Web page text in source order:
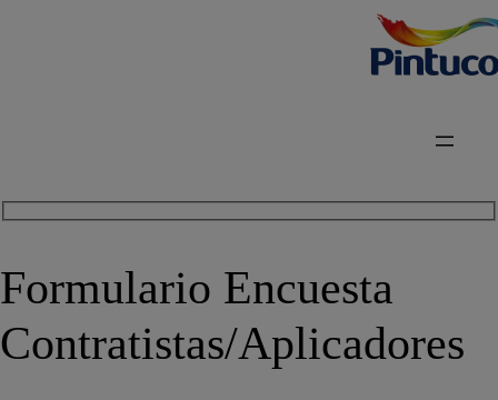
Formulario Encuesta
Contratistas/Aplicadores